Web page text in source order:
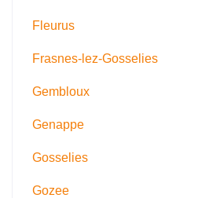
Fleurus
Frasnes-lez-Gosselies
Gembloux
Genappe
Gosselies
Gozee